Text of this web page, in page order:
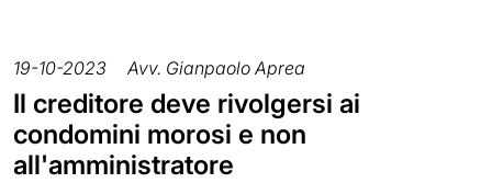
19-10-2023 Avv. Gianpaolo Aprea
Il creditore deve rivolgersi ai
condomini morosi e non
all'amministratore